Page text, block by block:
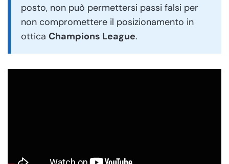
posto, non può permettersi passi falsi per
non compromettere il posizionamento in
ottica Champions League.